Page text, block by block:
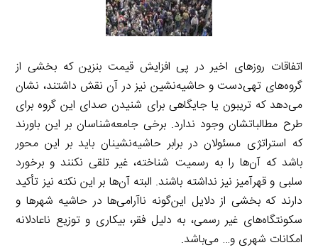
اتفاقات روزهای اخیر در پی افزایش قیمت بنزین که بخشی از
گروه‌های تهی‌دست و حاشیه‌نشین نیز در آن نقش داشتند، نشان
می‌دهد که تریبون یا جایگاهی برای شنیدن صدای این گروه برای
طرح مطالباتشان وجود ندارد. برخی جامعه‌شناسان بر این باورند
که استراتژی مسئولان در برابر حاشیه‌نشینان باید بر این محور
باشد که آن‌ها را به رسمیت شناخته، غیر تلقی نکنند و برخورد
سلبی و قهرآمیز نیز نداشته باشند. البته آن‌ها بر این نکته نیز تأکید
دارند که بخشی از دلایل این‌گونه ناآرامی‌ها در حاشیه شهرها و
سکونتگاه‌های غیر رسمی، به دلیل فقر، بیکاری و توزیع ناعادلانه
امکانات شهری و… می‌باشد.